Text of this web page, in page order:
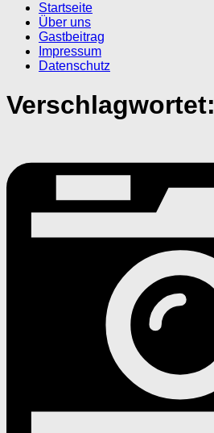
Startseite
Über uns
Gastbeitrag
Impressum
Datenschutz
Verschlagwortet: